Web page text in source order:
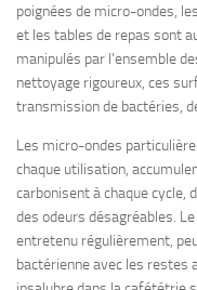
poignées de micro-ondes,
et les tables de repas sont
manipulés par l’ensemble
nettoyage rigoureux, ces
transmission de bactéries,
Les micro-ondes
chaque utilisation,
carbonisent à chaque cycle,
des odeurs désagréables.
entretenu régulièrement,
bactérienne avec les restes